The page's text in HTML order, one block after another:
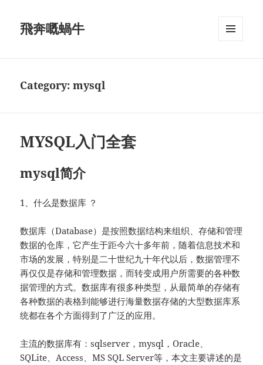
飛奔嘅蝸牛
Category:mysql
MYSQL入门全套
mysql简介
1、什么是数据库 ？
数据库（Database）是按照数据结构来组织、存储和管理
数据的仓库，它产生于距今六十多年前，随着信息技术和
市场的发展，特别是二十世纪九十年代以后，数据管理不
再仅仅是存储和管理数据，而转变成用户所需要的各种数
据管理的方式。数据库有很多种类型，从最简单的存储有
各种数据的表格到能够进行海量数据存储的大型数据库系
统都在各个方面得到了广泛的应用。
主流的数据库有：sqlserver，mysql，Oracle、
SQLite、Access、MS SQL Server等，本文主要讲述的是